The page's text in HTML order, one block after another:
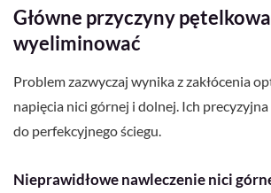
Główne przyczyny
wyeliminować
Problem zazwyczaj wynika z zakłócenia
napięcia nici górnej i dolnej. Ich
do perfekcyjnego ściegu.
Nieprawidłowe nawleczenie nici